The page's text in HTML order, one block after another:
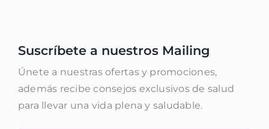
Suscríbete a nuestros Mailing
Únete a nuestras ofertas y promociones,
además recibe consejos exclusivos de salud
para llevar una vida plena y saludable.